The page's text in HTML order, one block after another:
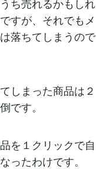
すが、それでもメ
落ちてしまうので
しまった商品は２
です。
を１クリックで自
ったわけです。